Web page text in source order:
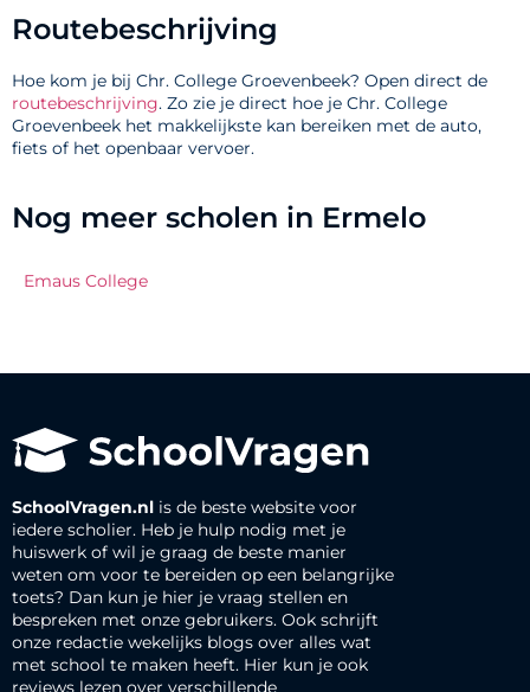
Routebeschrijving
Hoe kom je bij Chr. College Groevenbeek? Open direct de
routebeschrijving. Zo zie je direct hoe je Chr. College
Groevenbeek het makkelijkste kan bereiken met de auto,
fiets of het openbaar vervoer.
Nog meer scholen in Ermelo
Emaus College
SchoolVragen.nl is de beste website voor
iedere scholier. Heb je hulp nodig met je
huiswerk of wil je graag de beste manier
weten om voor te bereiden op een belangrijke
toets? Dan kun je hier je vraag stellen en
bespreken met onze gebruikers. Ook schrijft
onze redactie wekelijks blogs over alles wat
met school te maken heeft. Hier kun je ook
reviews lezen over verschillende